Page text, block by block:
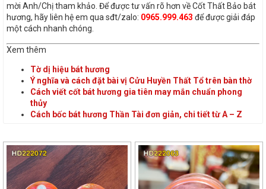
mời Anh/Chị tham khảo. Để được tư vấn rõ hơn về Cốt Thất Bảo bát
hương, hãy liên hệ em qua sđt/zalo: 0965.999.463 để được giải đáp
một cách nhanh chóng.
Xem thêm
Tờ dị hiệu bát hương
Ý nghĩa và cách đặt bài vị Cửu Huyền Thất Tổ trên bàn thờ
Cách viết cốt bát hương gia tiên may mắn chuẩn phong
thủy
Cách bốc bát hương Thần Tài đơn giản, chi tiết từ A – Z